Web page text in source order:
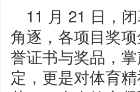
11 月 21 日，
角逐，各项目奖
誉证书与奖品，
定，更是对体育